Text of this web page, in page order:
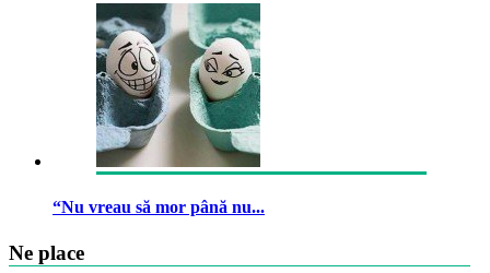
“Nu vreau să mor până nu...
Ne place